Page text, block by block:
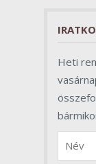
Heti